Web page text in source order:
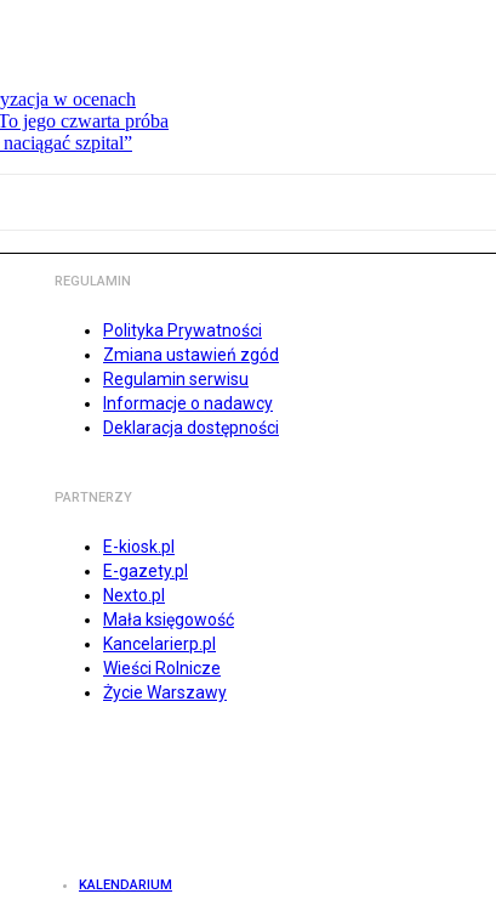
w ocenach
jego czwarta próba
szpital”
REGULAMIN
Polityka Prywatności
Zmiana ustawień zgód
Regulamin serwisu
Informacje o nadawcy
Deklaracja dostępności
PARTNERZY
E-kiosk.pl
E-gazety.pl
Nexto.pl
Mała księgowość
Kancelarierp.pl
Wieści Rolnicze
Życie Warszawy
KALENDARIUM